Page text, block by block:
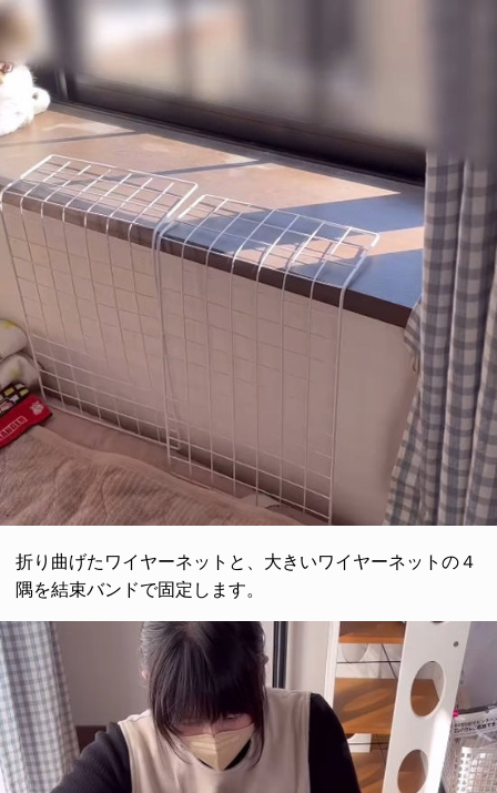
折り曲げたワイヤーネットと、大きいワイヤーネットの４
隅を結束バンドで固定します。